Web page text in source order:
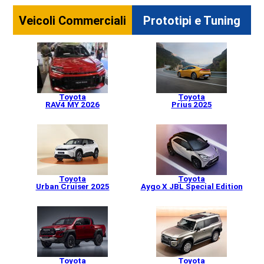
Auto Elettriche
Ecologia
Saloni dell'auto
Curiosità
Trasporti e strade
Attualità
Videogiochi
Veicoli Commerciali Prototipi e Tuning
Toyota
RAV4 MY 2026
Toyota
Prius 2025
Toyota
Urban Cruiser 2025
Toyota
Aygo X JBL Special Edition
Toyota
Toyota